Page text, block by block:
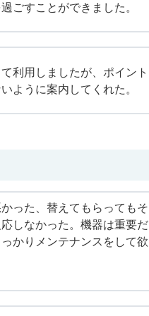
ごすことができました。
利用しましたが、ポイント
ように案内してくれた。
った、替えてもらってもそ
しなかった。機器は重要だ
かりメンテナンスをして欲